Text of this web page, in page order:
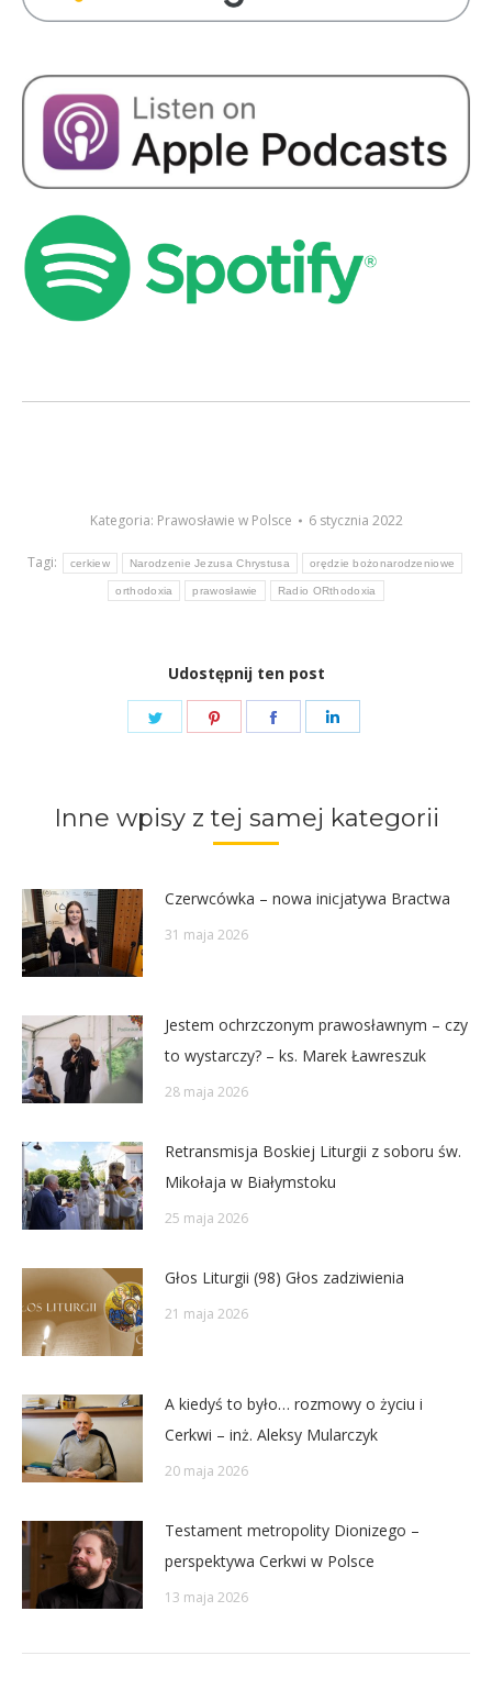
Kategoria: Prawosławie w Polsce 6 stycznia 2022
Tagi: cerkiew Narodzenie Jezusa Chrystusa orędzie bożonarodzeniowe
orthodoxia prawosławie Radio ORthodoxia
Udostępnij ten post
Share
Share
Share
Inne wpisy z tej samej kategorii
Czerwcówka – nowa inicjatywa Bractwa
31 maja 2026
Jestem ochrzczonym prawosławnym – czy
to wystarczy? – ks. Marek Ławreszuk
28 maja 2026
Retransmisja Boskiej Liturgii z soboru św.
Mikołaja w Białymstoku
25 maja 2026
Głos Liturgii (98) Głos zadziwienia
21 maja 2026
A kiedyś to było… rozmowy o życiu i
Cerkwi – inż. Aleksy Mularczyk
20 maja 2026
Testament metropolity Dionizego –
perspektywa Cerkwi w Polsce
13 maja 2026